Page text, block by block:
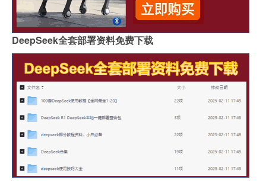
DeepSeek全套部署资料免费下载